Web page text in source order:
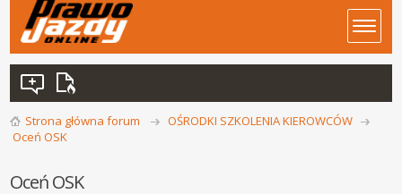
Strona główna forum
OŚRODKI SZKOLENIA KIEROWCÓW
Oceń OSK
Oceń OSK